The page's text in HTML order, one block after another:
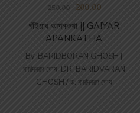
গাঁইয়ার আপনকথা || GAIYAR
APANKATHA
250.00 200.00
By BARIDBORAN GHOSH |
বারিদবরণ ঘোষ, DR. BARIDVARAN
GHOSH / ড. বারিদবরণ ঘোষ